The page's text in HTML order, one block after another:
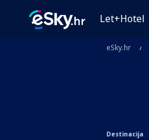
Let+Hotel
eSky.hr
Destinacija